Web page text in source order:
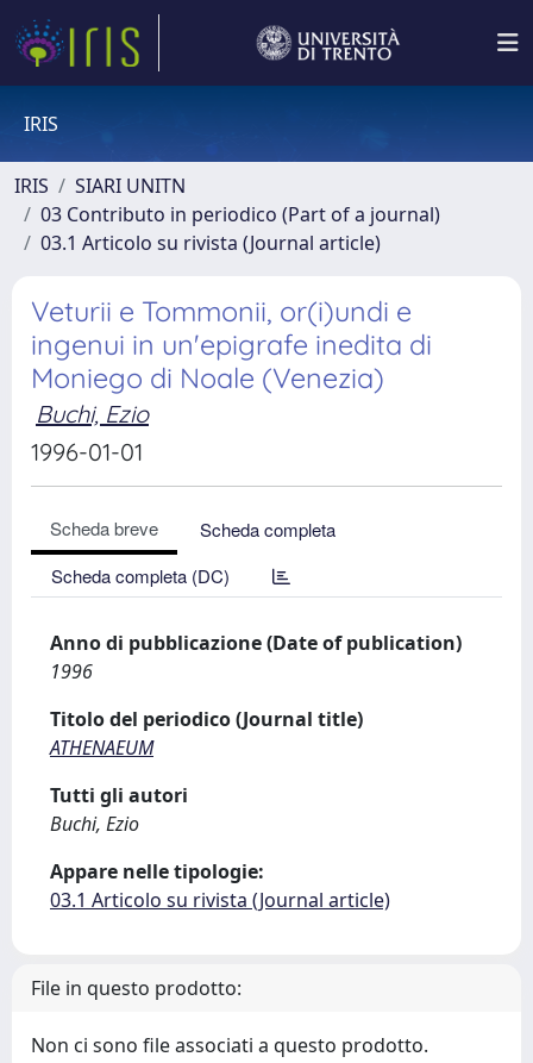
IRIS
IRIS
SIARI UNITN
03 Contributo in periodico (Part of a journal)
03.1 Articolo su rivista (Journal article)
Veturii e Tommonii, or(i)undi e
ingenui in un'epigrafe inedita di
Moniego di Noale (Venezia)
Buchi, Ezio
1996-01-01
Scheda breve
Scheda completa
Scheda completa (DC)
Anno di pubblicazione (Date of publication)
1996
Titolo del periodico (Journal title)
ATHENAEUM
Tutti gli autori
Buchi, Ezio
Appare nelle tipologie:
03.1 Articolo su rivista (Journal article)
File in questo prodotto:
Non ci sono file associati a questo prodotto.